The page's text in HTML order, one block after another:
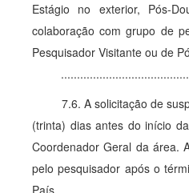
Estágio no exterior, Pós-
colaboração com grupo de
Pesquisador Visitante ou de
7.6. A solicitação de
(trinta) dias antes do início
Coordenador Geral da área.
pelo pesquisador após o